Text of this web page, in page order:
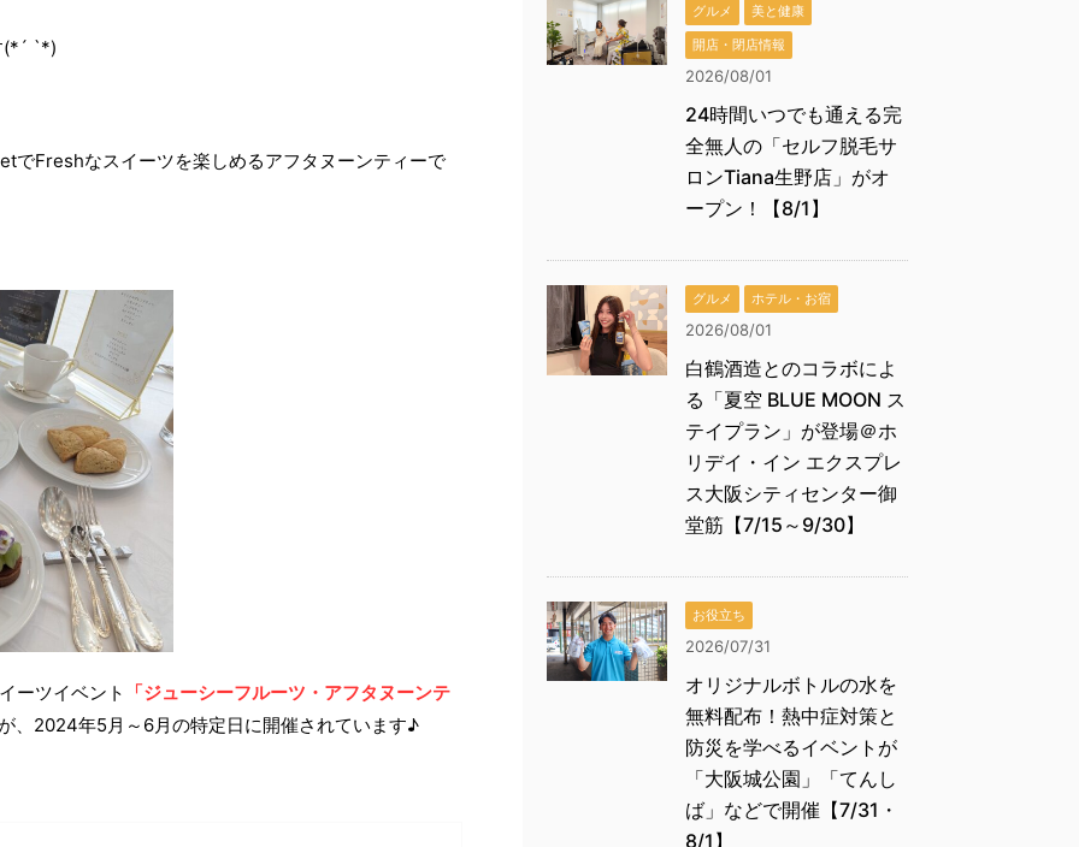
(*´ `*)
でFreshなスイーツを楽しめるアフタヌーンティーで
ーツイベント
「ジューシーフルーツ・アフタヌーンテ
、2024年5月～6月の特定日に開催されています♪
グルメ
美と健康
開店・閉店情報
2026/08/01
24時間いつでも通える完
全無人の「セルフ脱毛サ
ロンTiana生野店」がオ
ープン！【8/1】
グルメ ホテル・お宿
2026/08/01
白鶴酒造とのコラボによ
る「夏空 BLUE MOON ス
テイプラン」が登場＠ホ
リデイ・イン エクスプレ
ス大阪シティセンター御
堂筋【7/15～9/30】
お役立ち
2026/07/31
オリジナルボトルの水を
無料配布！熱中症対策と
防災を学べるイベントが
「大阪城公園」「てんし
ば」などで開催【7/31・
8/1】